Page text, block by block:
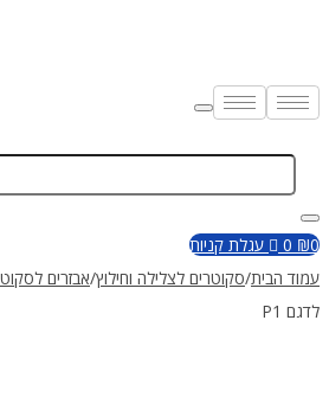
Enter
Keyword
קניות
/סקוטרים לצלילה וחילוץ/אבזרים לסקוטרים Lefeet